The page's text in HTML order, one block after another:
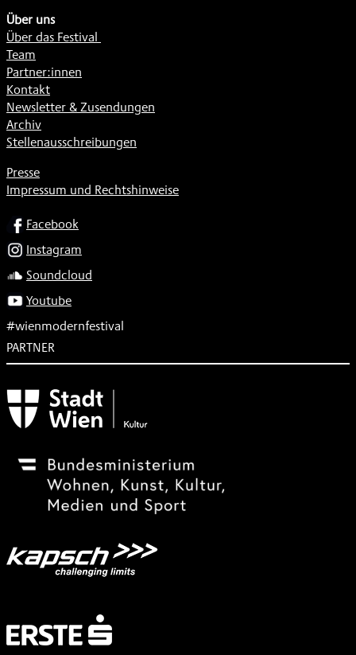
Über uns
Über das Festival
Team
Partner:innen
Kontakt
Newsletter & Zusendungen
Archiv
Stellenausschreibungen
Presse
Impressum und Rechtshinweise
SOCIALFacebook
Instagram
Soundcloud
Youtube
#wienmodernfestival
PARTNER
Subventionsgeber